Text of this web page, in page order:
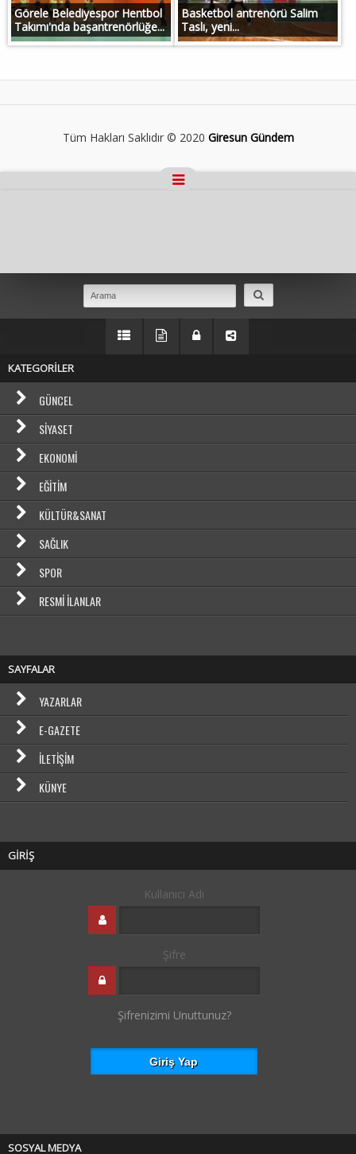
Görele Belediyespor Hentbol
Takımı'nda başantrenörlüğe...
Basketbol antrenörü Salim
Taslı, yeni...
Tüm Hakları Saklıdır © 2020 Giresun Gündem
KATEGORİLER
GÜNCEL
SIYASET
EKONOMI
EĞITIM
KÜLTÜR&SANAT
SAĞLIK
SPOR
RESMI İLANLAR
SAYFALAR
YAZARLAR
E-GAZETE
İLETIŞIM
KÜNYE
GİRİŞ
Kullanıcı Adı
Şifre
Şifrenizimi Unuttunuz?
SOSYAL MEDYA